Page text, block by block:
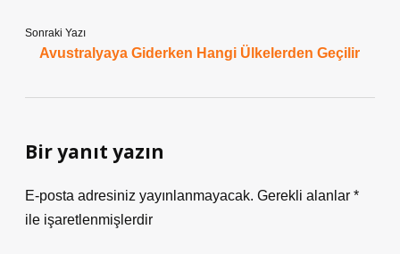
Sonraki Yazı
Avustralyaya Giderken Hangi Ülkelerden Geçilir
Bir yanıt yazın
E-posta adresiniz yayınlanmayacak. Gerekli alanlar *
ile işaretlenmişlerdir